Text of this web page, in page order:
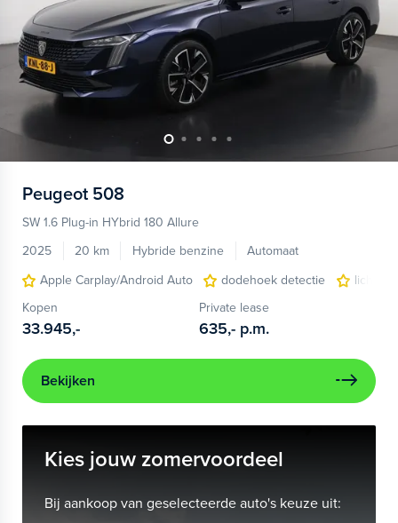
Peugeot 508
SW 1.6 Plug-in HYbrid 180 Allure
2025
20 km Hybride benzine
Automaat
Apple Carplay/Android Auto
dodehoek detectie
Kopen
33.945,-
Private lease
635,- p.m.
Bekijken
Kies jouw zomervoordeel
Bij aankoop van geselecteerde auto's keuze uit: